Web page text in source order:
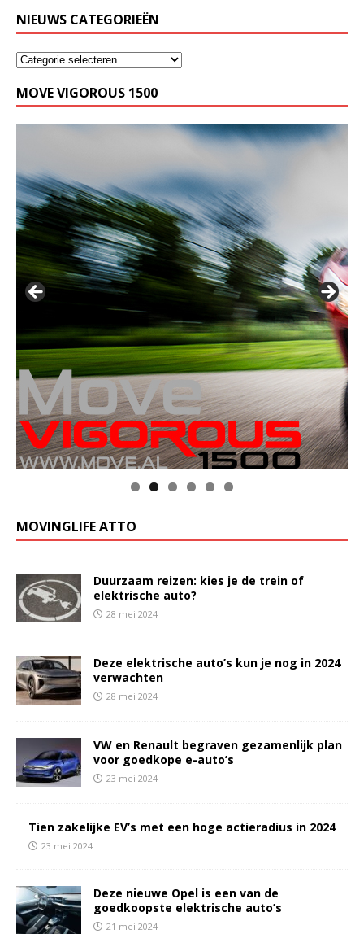
NIEUWS CATEGORIEËN
MOVE VIGOROUS 1500
MOVINGLIFE ATTO
Duurzaam reizen: kies je de trein of
elektrische auto?
28 mei 2024
Deze elektrische auto’s kun je nog in 2024
verwachten
28 mei 2024
VW en Renault begraven gezamenlijk plan
voor goedkope e-auto’s
23 mei 2024
Tien zakelijke EV’s met een hoge actieradius in 2024
23 mei 2024
Deze nieuwe Opel is een van de
goedkoopste elektrische auto’s
21 mei 2024